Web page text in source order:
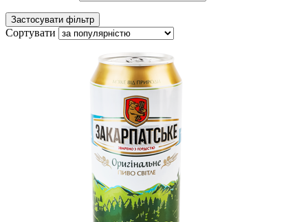
Сортувати